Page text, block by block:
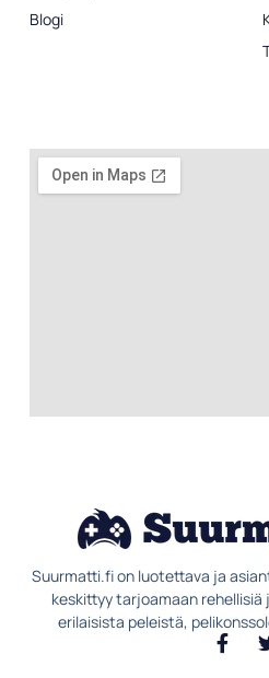
Suurmatti.fi on luotettava ja
keskittyy tarjoamaan
erilaisista peleistä,
Blogi